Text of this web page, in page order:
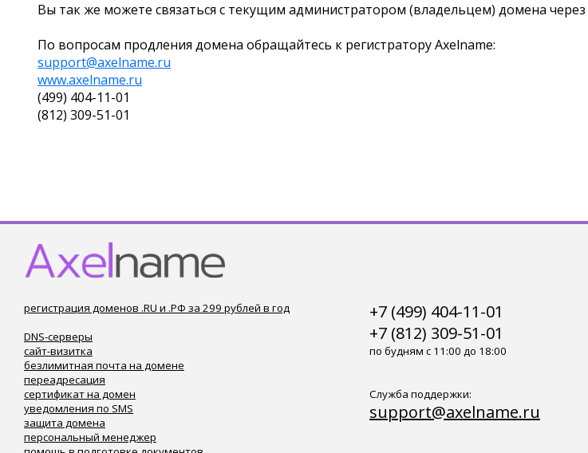
Вы так же можете связаться с текущим администратором (владельцем) домена через
По вопросам продления домена обращайтесь к регистратору Axelname:
support@axelname.ru
www.axelname.ru
(499) 404-11-01
(812) 309-51-01
регистрация доменов .RU и .РФ за 299 рублей в год
DNS-серверы
сайт-визитка
безлимитная почта на домене
переадресация
сертификат на домен
уведомления по SMS
защита домена
персональный менеджер
+7 (499) 404-11-01
+7 (812) 309-51-01
по будням с 11:00 до 18:00
Служба поддержки:
support@axelname.ru